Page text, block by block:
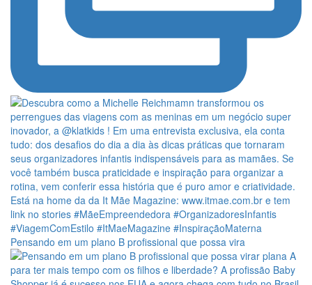
Pensando em um plano B profissional que possa vira